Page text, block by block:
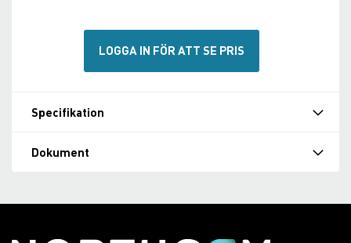
LOGGA IN FÖR ATT SE PRIS
Specifikation
Dokument